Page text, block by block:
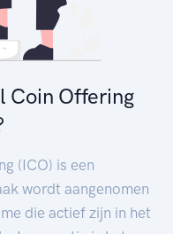
Coin Offering
(ICO) is een
wordt aangenomen
die actief zijn in het